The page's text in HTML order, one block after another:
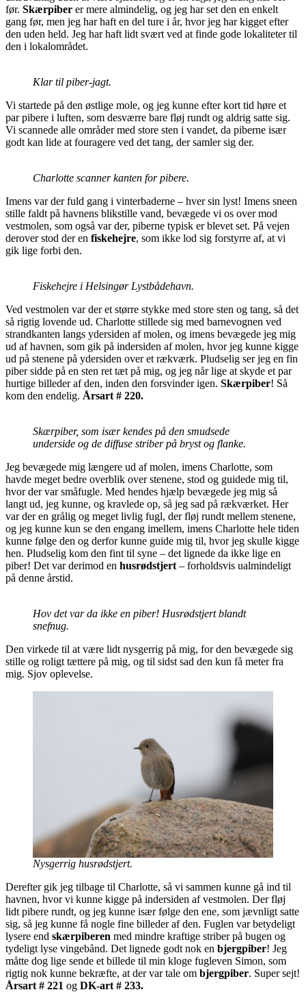
før. Skærpiber er mere almindelig, og jeg har set den en enkelt
gang før, men jeg har haft en del ture i år, hvor jeg har kigget efter
den uden held. Jeg har haft lidt svært ved at finde gode lokaliteter til
den i lokalområdet.
Klar til piber-jagt.
Vi startede på den østlige mole, og jeg kunne efter kort tid høre et
par pibere i luften, som desværre bare fløj rundt og aldrig satte sig.
Vi scannede alle områder med store sten i vandet, da piberne især
godt kan lide at fouragere ved det tang, der samler sig der.
Charlotte scanner kanten for pibere.
Imens var der fuld gang i vinterbaderne – hver sin lyst! Imens sneen
stille faldt på havnens blikstille vand, bevægede vi os over mod
vestmolen, som også var der, piberne typisk er blevet set. På vejen
derover stod der en fiskehejre, som ikke lod sig forstyrre af, at vi
gik lige forbi den.
Fiskehejre i Helsingør Lystbådehavn.
Ved vestmolen var der et større stykke med store sten og tang, så det
så rigtig lovende ud. Charlotte stillede sig med barnevognen ved
strandkanten langs ydersiden af molen, og imens bevægede jeg mig
ud af havnen, som gik på indersiden af molen, hvor jeg kunne kigge
ud på stenene på ydersiden over et rækværk. Pludselig ser jeg en fin
piber sidde på en sten ret tæt på mig, og jeg når lige at skyde et par
hurtige billeder af den, inden den forsvinder igen. Skærpiber! Så
kom den endelig. Årsart # 220.
Skærpiber, som især kendes på den smudsede
underside og de diffuse striber på bryst og flanke.
Jeg bevægede mig længere ud af molen, imens Charlotte, som
havde meget bedre overblik over stenene, stod og guidede mig til,
hvor der var småfugle. Med hendes hjælp bevægede jeg mig så
langt ud, jeg kunne, og kravlede op, så jeg sad på rækværket. Her
var der en grålig og meget livlig fugl, der fløj rundt mellem stenene,
og jeg kunne kun se den engang imellem, imens Charlotte hele tiden
kunne følge den og derfor kunne guide mig til, hvor jeg skulle kigge
hen. Pludselig kom den fint til syne – det lignede da ikke lige en
piber! Det var derimod en husrødstjert – forholdsvis ualmindeligt
på denne årstid.
Hov det var da ikke en piber! Husrødstjert blandt
snefnug.
Den virkede til at være lidt nysgerrig på mig, for den bevægede sig
stille og roligt tættere på mig, og til sidst sad den kun få meter fra
mig. Sjov oplevelse.
Nysgerrig husrødstjert.
Derefter gik jeg tilbage til Charlotte, så vi sammen kunne gå ind til
havnen, hvor vi kunne kigge på indersiden af vestmolen. Der fløj
lidt pibere rundt, og jeg kunne især følge den ene, som jævnligt satte
sig, så jeg kunne få nogle fine billeder af den. Fuglen var betydeligt
lysere end skærpiberen med mindre kraftige striber på bugen og
tydeligt lyse vingebånd. Det lignede godt nok en bjergpiber! Jeg
måtte dog lige sende et billede til min kloge fugleven Simon, som
rigtig nok kunne bekræfte, at der var tale om bjergpiber. Super sejt!
Årsart # 221 og DK-art # 233.